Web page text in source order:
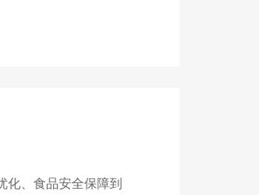
化、食品安全保障到